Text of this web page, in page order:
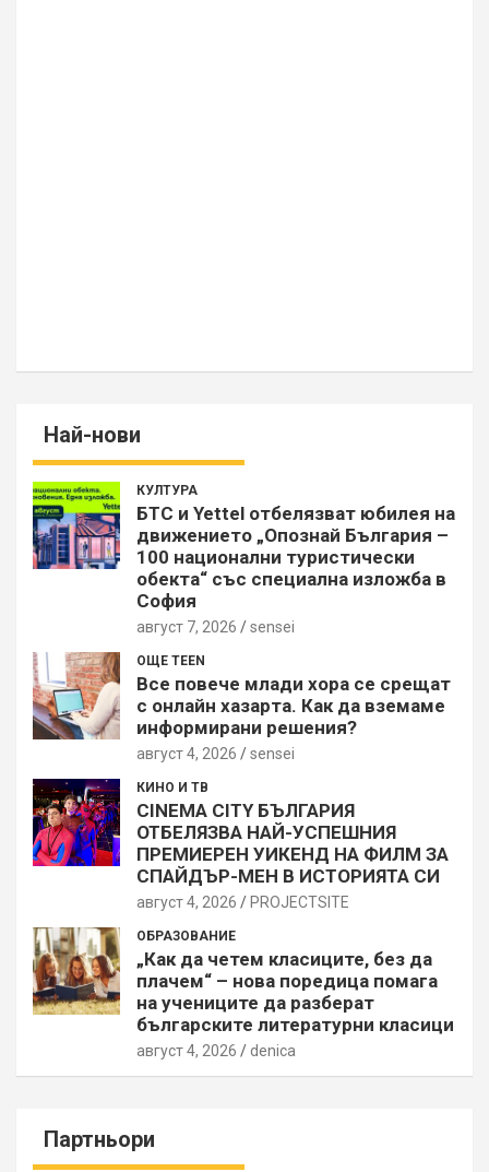
Най-нови
КУЛТУРА
БТС и Yettel отбелязват юбилея на
движението „Опознай България –
100 национални туристически
обекта“ със специална изложба в
София
август 7, 2026 sensei
ОЩЕ TEEN
Все повече млади хора се срещат
с онлайн хазарта. Как да вземаме
информирани решения?
август 4, 2026 sensei
КИНО И ТВ
CINEMA CITY БЪЛГАРИЯ
ОТБЕЛЯЗВА НАЙ-УСПЕШНИЯ
ПРЕМИЕРЕН УИКЕНД НА ФИЛМ ЗА
СПАЙДЪР-МЕН В ИСТОРИЯТА СИ
август 4, 2026 PROJECTSITЕ
ОБРАЗОВАНИЕ
„Как да четем класиците, без да
плачем“ – нова поредица помага
на учениците да разберат
българските литературни класици
август 4, 2026 denica
Партньори